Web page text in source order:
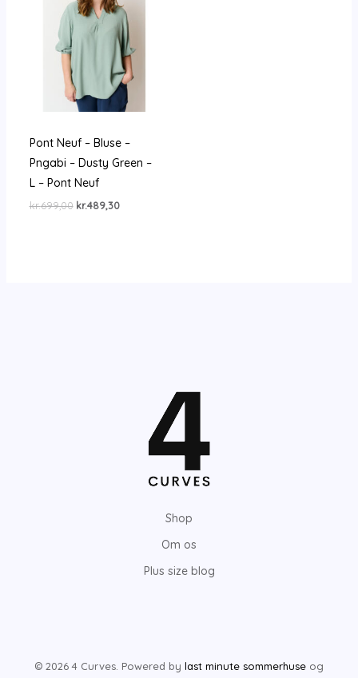
Pont Neuf – Bluse –
Pngabi – Dusty Green –
L – Pont Neuf
kr.699,00 Den
kr.489,30Den
Shop
Om os
Plus size blog
© 2026 4 Curves. Powered by last minute sommerhuse og